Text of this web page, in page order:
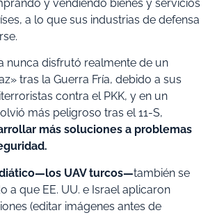
y vendiendo bienes y servicios
a lo que sus industrias de defensa
nunca disfrutó realmente de un
tras la Guerra Fría, debido a sus
contra el PKK, y en un
más peligroso tras el 11-S,
más soluciones a problemas
UAV turcos—también se
a que EE. UU. e Israel aplicaron
(editar imágenes antes de